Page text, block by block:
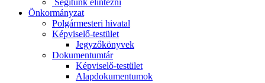
​​ Segítünk elintézni
Önkormányzat
Polgármesteri hivatal
Képviselő-testület
Jegyzőkönyvek
Dokumentumtár
Képviselő-testület
Alapdokumentumok